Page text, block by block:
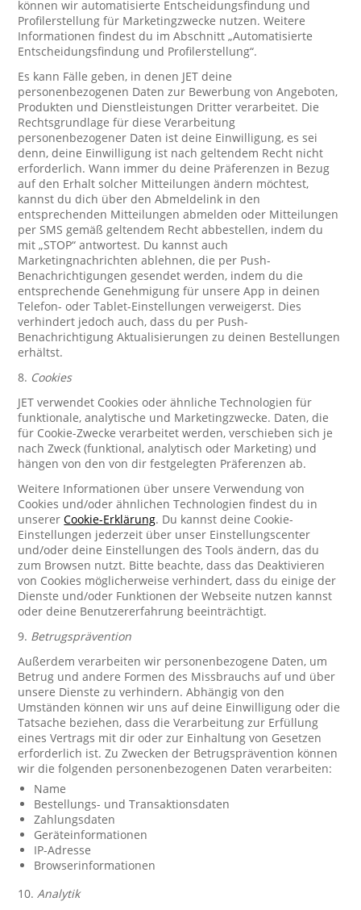
können wir automatisierte Entscheidungsfindung und
Profilerstellung für Marketingzwecke nutzen. Weitere
Informationen findest du im Abschnitt „Automatisierte
Entscheidungsfindung und Profilerstellung“.
Es kann Fälle geben, in denen JET deine
personenbezogenen Daten zur Bewerbung von Angeboten,
Produkten und Dienstleistungen Dritter verarbeitet. Die
Rechtsgrundlage für diese Verarbeitung
personenbezogener Daten ist deine Einwilligung, es sei
denn, deine Einwilligung ist nach geltendem Recht nicht
erforderlich. Wann immer du deine Präferenzen in Bezug
auf den Erhalt solcher Mitteilungen ändern möchtest,
kannst du dich über den Abmeldelink in den
entsprechenden Mitteilungen abmelden oder Mitteilungen
per SMS gemäß geltendem Recht abbestellen, indem du
mit „STOP“ antwortest. Du kannst auch
Marketingnachrichten ablehnen, die per Push-
Benachrichtigungen gesendet werden, indem du die
entsprechende Genehmigung für unsere App in deinen
Telefon- oder Tablet-Einstellungen verweigerst. Dies
verhindert jedoch auch, dass du per Push-
Benachrichtigung Aktualisierungen zu deinen Bestellungen
erhältst.
8. Cookies
JET verwendet Cookies oder ähnliche Technologien für
funktionale, analytische und Marketingzwecke. Daten, die
für Cookie-Zwecke verarbeitet werden, verschieben sich je
nach Zweck (funktional, analytisch oder Marketing) und
hängen von den von dir festgelegten Präferenzen ab.
Weitere Informationen über unsere Verwendung von
Cookies und/oder ähnlichen Technologien findest du in
unsererCookie-Erklärung. Du kannst deine Cookie-
Einstellungen jederzeit über unser Einstellungscenter
und/oder deine Einstellungen des Tools ändern, das du
zum Browsen nutzt. Bitte beachte, dass das Deaktivieren
von Cookies möglicherweise verhindert, dass du einige der
Dienste und/oder Funktionen der Webseite nutzen kannst
oder deine Benutzererfahrung beeinträchtigt.
9. Betrugsprävention
Außerdem verarbeiten wir personenbezogene Daten, um
Betrug und andere Formen des Missbrauchs auf und über
unsere Dienste zu verhindern. Abhängig von den
Umständen können wir uns auf deine Einwilligung oder die
Tatsache beziehen, dass die Verarbeitung zur Erfüllung
eines Vertrags mit dir oder zur Einhaltung von Gesetzen
erforderlich ist. Zu Zwecken der Betrugsprävention können
wir die folgenden personenbezogenen Daten verarbeiten:
Name
Bestellungs- und Transaktionsdaten
Zahlungsdaten
Geräteinformationen
IP-Adresse
Browserinformationen
10.Analytik